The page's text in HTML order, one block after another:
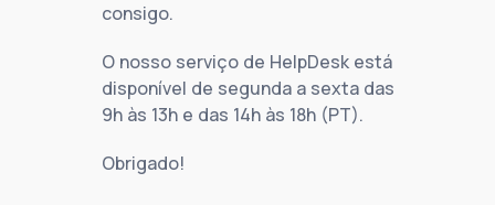
consigo.
O nosso serviço de HelpDesk está
disponível de segunda a sexta das
9h às 13h e das 14h às 18h (PT).
Obrigado!